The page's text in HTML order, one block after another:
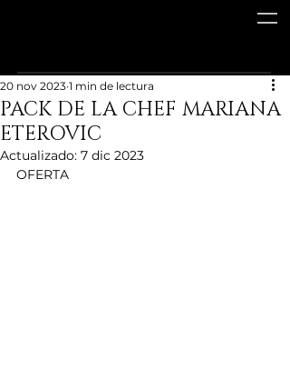
PACK DE LA CHEF MARIANA
ETEROVIC
20 nov 2023 1 min de lectura
Actualizado: 7 dic 2023
OFERTA